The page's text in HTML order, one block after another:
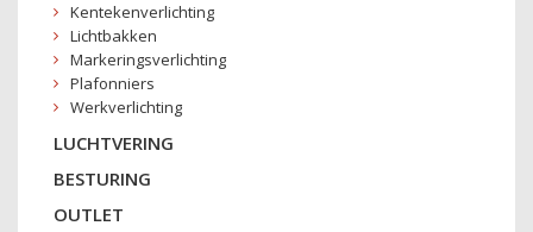
Kentekenverlichting
Lichtbakken
Markeringsverlichting
Plafonniers
Werkverlichting
LUCHTVERING
BESTURING
OUTLET